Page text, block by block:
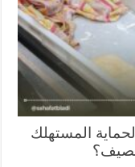
المستهلك